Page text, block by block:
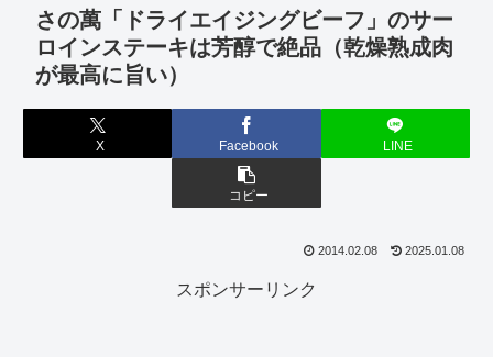
さの萬「ドライエイジングビーフ」のサー
ロインステーキは芳醇で絶品（乾燥熟成肉
が最高に旨い）
X Facebook LINE
コピー
2014.02.08 2025.01.08
スポンサーリンク